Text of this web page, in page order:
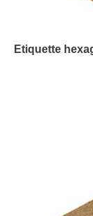
Etiquette